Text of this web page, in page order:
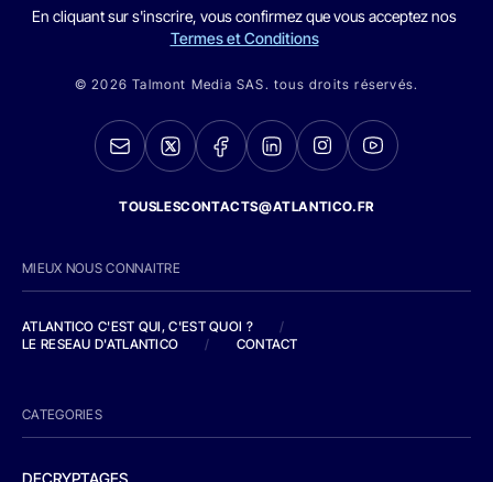
En cliquant sur s'inscrire, vous confirmez que vous acceptez nos
Termes et Conditions
© 2026 Talmont Media SAS. tous droits réservés.
TOUSLESCONTACTS@ATLANTICO.FR
MIEUX NOUS CONNAITRE
ATLANTICO C'EST QUI, C'EST QUOI ?
/
LE RESEAU D'ATLANTICO
/ CONTACT
CATEGORIES
DECRYPTAGES